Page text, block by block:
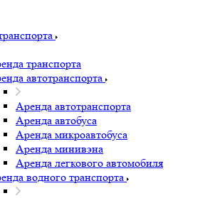
транспорта
автотранспорта
Аренда автотранспорта
Аренда автобуса
Аренда микроавтобуса
Аренда минивэна
Аренда легкового автомобиля
водного транспорта